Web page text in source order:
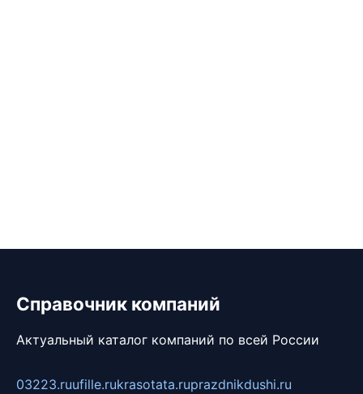
Справочник компаний
Актуальный каталог компаний по всей России
03223.ruufille.rukrasotata.ruprazdnikdushi.ru